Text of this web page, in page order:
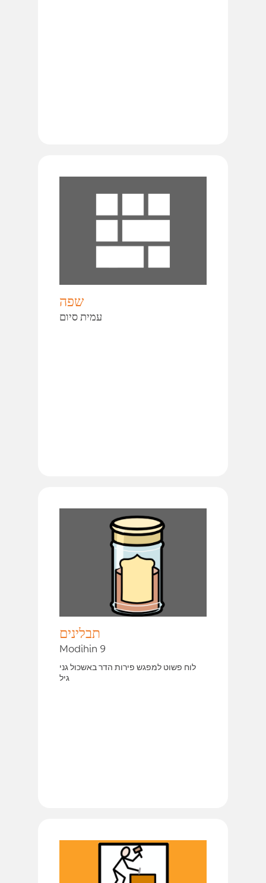
שפה
עמית סיום
תבלינים
Modihin 9
לוח פשוט למפגש פירות הדר באשכול גני
גיל